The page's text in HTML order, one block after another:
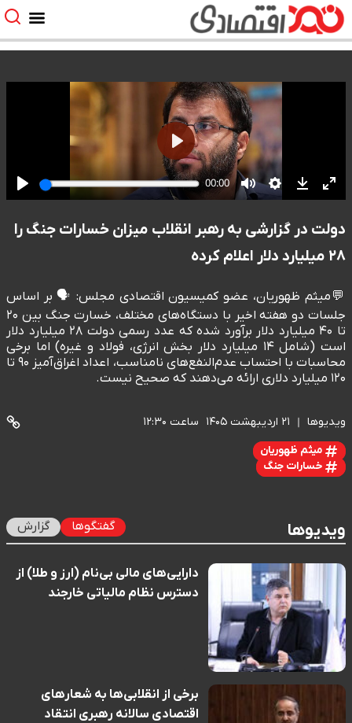
دولت در گزارشی به رهبر انقلاب میزان خسارات جنگ را
۲۸ میلیارد دلار اعلام کرده
💬میثم ظهوریان، عضو کمیسیون اقتصادی مجلس: 🗣️ بر اساس
جلسات دو هفته اخیر با دستگاه‌های مختلف، خسارت جنگ بین ۲۰
تا ۴۰ میلیارد دلار برآورد شده که عدد رسمی دولت ۲۸ میلیارد دلار
است (شامل ۱۴ میلیارد دلار بخش انرژی، فولاد و غیره) اما برخی
محاسبات با احتساب عدم‌النفع‌های نامناسب، اعداد اغراق‌آمیز ۹۰ تا
۱۲۰ میلیارد دلاری ارائه می‌دهند که صحیح نیست.
ویدیوها ۲۱ اردیبهشت ۱۴۰۵ ساعت ۱۲:۳۰
میثم ظهوریان
خسارات جنگ
ویدیوها گفتگوها گزارش
دارایی‌های مالی بی‌نام (ارز و طلا) از
دسترس نظام مالیاتی خارجند
برخی از انقلابی‌ها به شعارهای
اقتصادی سالانه رهبری انتقاد